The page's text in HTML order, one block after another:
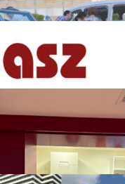
FB News
FB News
IN DER
IM